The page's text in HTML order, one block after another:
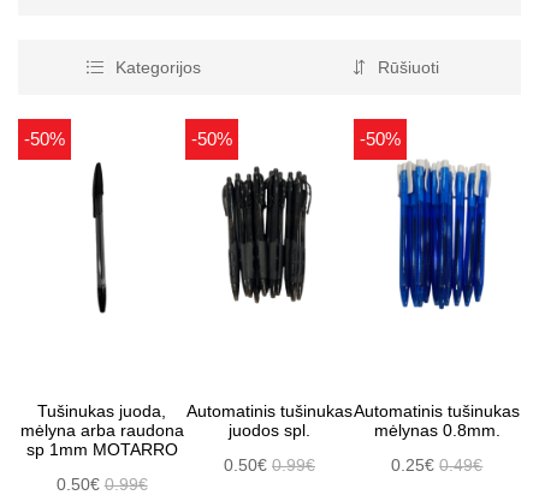
Kategorijos Rūšiuoti
-50%
Tušinukas juoda,
mėlyna arba raudona
sp 1mm MOTARRO
0.50€0.99€
-50%
Automatinis tušinukas
juodos spl.
0.50€ 0.99€
-50%
Automatinis tušinukas
mėlynas 0.8mm.
0.25€0.49€